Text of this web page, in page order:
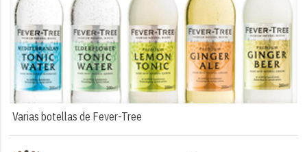
Varias botellas de Fever-Tree